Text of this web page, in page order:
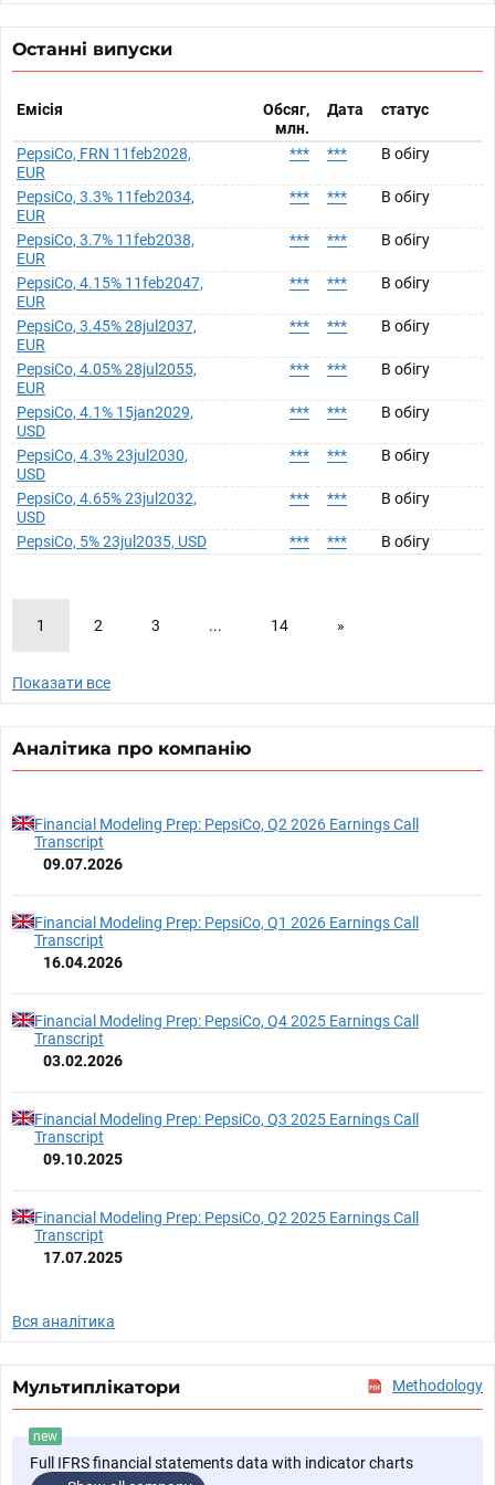
Останні випуски
Емісія
Обсяг,
млн.
Дата статус
PepsiCo, FRN 11feb2028,
EUR
*** *** В обігу
PepsiCo, 3.3% 11feb2034,
EUR
*** *** В обігу
PepsiCo, 3.7% 11feb2038,
EUR
*** *** В обігу
PepsiCo, 4.15% 11feb2047,
EUR
*** *** В обігу
PepsiCo, 3.45% 28jul2037,
EUR
*** *** В обігу
PepsiCo, 4.05% 28jul2055,
EUR
*** *** В обігу
PepsiCo, 4.1% 15jan2029,
USD
*** *** В обігу
PepsiCo, 4.3% 23jul2030,
USD
*** *** В обігу
PepsiCo, 4.65% 23jul2032,
USD
*** *** В обігу
PepsiCo, 5% 23jul2035, USD *** *** В обігу
1 2 3 ... 14 »
Показати все
Аналітика про компанію
Financial Modeling Prep: PepsiCo, Q2 2026 Earnings Call
Transcript
09.07.2026
Financial Modeling Prep: PepsiCo, Q1 2026 Earnings Call
Transcript
16.04.2026
Financial Modeling Prep: PepsiCo, Q4 2025 Earnings Call
Transcript
03.02.2026
Financial Modeling Prep: PepsiCo, Q3 2025 Earnings Call
Transcript
09.10.2025
Financial Modeling Prep: PepsiCo, Q2 2025 Earnings Call
Transcript
17.07.2025
Вся аналітика
Мультиплікатори Methodology
new
Full IFRS financial statements data with indicator charts